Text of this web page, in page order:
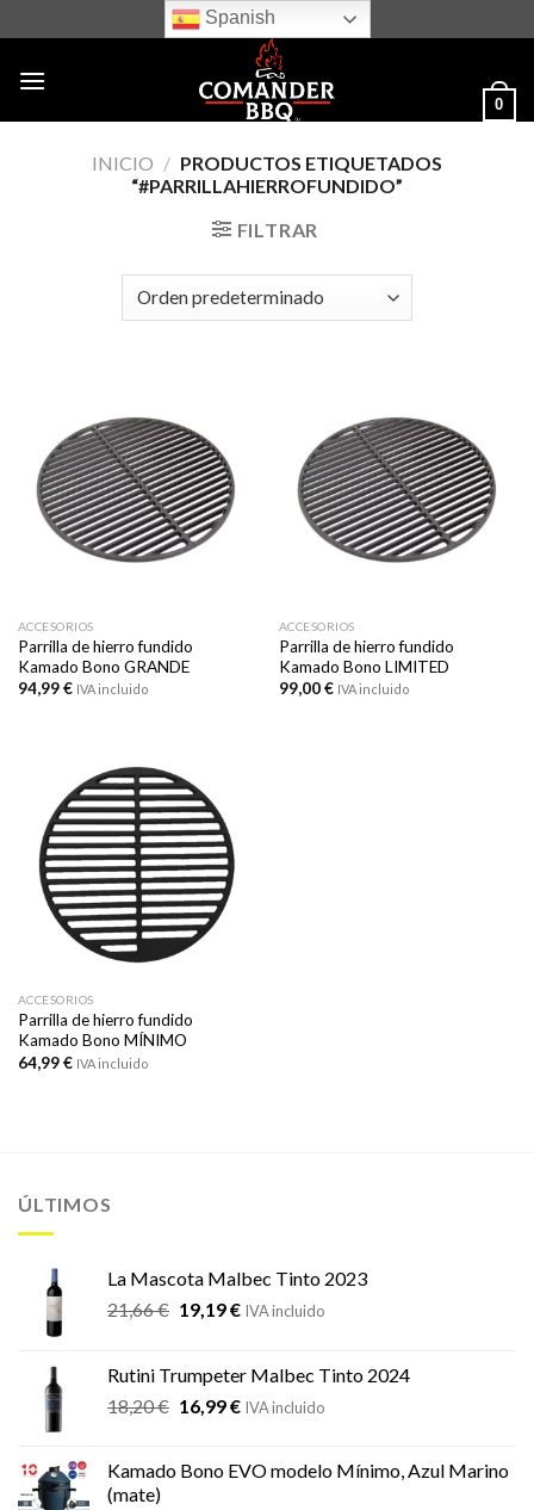
to
content
Spanish
0
INICIO / PRODUCTOS ETIQUETADOS
“#PARRILLAHIERROFUNDIDO”
FILTRAR
ACCESORIOS
Parrilla de hierro fundido
Kamado Bono GRANDE
94,99€ IVA incluido
ACCESORIOS
Parrilla de hierro fundido
Kamado Bono LIMITED
99,00€ IVA incluido
ACCESORIOS
Parrilla de hierro fundido
Kamado Bono MÍNIMO
64,99€ IVA incluido
ÚLTIMOS
La Mascota Malbec Tinto 2023
21,66€ El
era:
21,66 €.
19,19€El
es:
19,19 €.
IVA incluido
Rutini Trumpeter Malbec Tinto 2024
18,20€ El
era:
16,99€El
es:
IVA incluido
Kamado Bono EVO modelo Mínimo, Azul Marino
(mate)